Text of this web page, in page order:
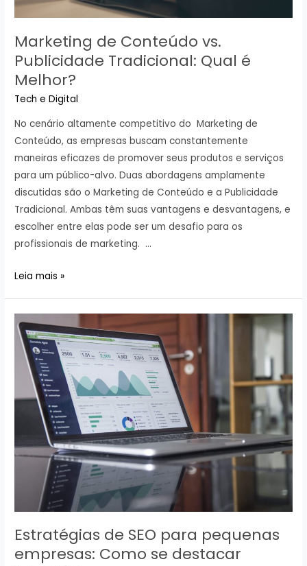
Marketing de Conteúdo vs.
Publicidade Tradicional: Qual é
Melhor?
Tech e Digital
No cenário altamente competitivo do Marketing de
Conteúdo, as empresas buscam constantemente
maneiras eficazes de promover seus produtos e serviços
para um público-alvo. Duas abordagens amplamente
discutidas são o Marketing de Conteúdo e a Publicidade
Tradicional. Ambas têm suas vantagens e desvantagens, e
escolher entre elas pode ser um desafio para os
profissionais de marketing. …
Marketing
vs.
Publicidade
Tradicional:
Qual
é
Melhor?
Leia mais »
Estratégias de SEO para pequenas
empresas: Como se destacar